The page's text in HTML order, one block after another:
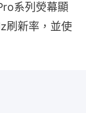
系列熒幕顯
刷新率，並使